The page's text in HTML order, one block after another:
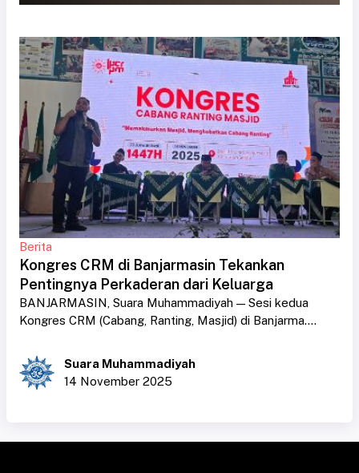
Berita
Kongres CRM di Banjarmasin Tekankan
Pentingnya Perkaderan dari Keluarga
BANJARMASIN, Suara Muhammadiyah — Sesi kedua
Kongres CRM (Cabang, Ranting, Masjid) di Banjarma....
Suara Muhammadiyah
14 November 2025